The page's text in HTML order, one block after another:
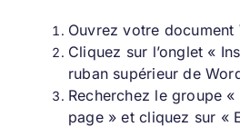
Ouvrez votre document
Cliquez sur l’onglet «
ruban supérieur de
Recherchez le groupe
page » et cliquez sur «